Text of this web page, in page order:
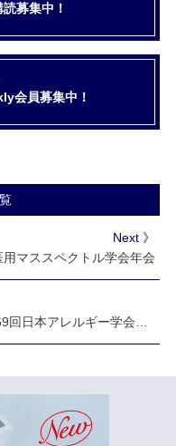
募集中！
会員募集中！
Next 》
マススペクトル学会年会